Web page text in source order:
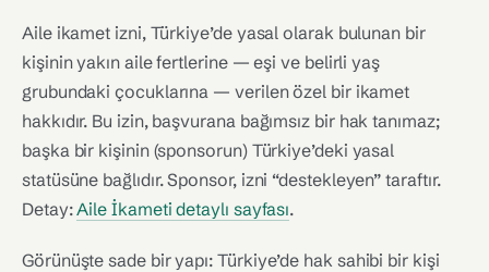
Aile ikamet izni, Türkiye’de yasal olarak bulunan bir
kişinin yakın aile fertlerine — eşi ve belirli yaş
grubundaki çocuklarına — verilen özel bir ikamet
hakkıdır. Bu izin, başvurana bağımsız bir hak tanımaz;
başka bir kişinin (sponsorun) Türkiye’deki yasal
statüsüne bağlıdır. Sponsor, izni “destekleyen” taraftır.
Detay:Aile İkameti detaylı sayfası.
Görünüşte sade bir yapı: Türkiye’de hak sahibi bir kişi